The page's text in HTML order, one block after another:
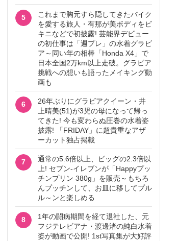
5
これまで胸元すら隠してきたバイク
を愛する旅人・有那が美ボディをビ
キニなどで初披露! 芸能界デビュー
の初仕事は「週プレ」の水着グラビ
ア～同い年の相棒「Honda X4」で
日本全国2万km以上走破。グラビア
挑戦への想いも語ったメイキング動
画も
6
26年ぶりにグラビアクイーン・井
上晴美(51)が3児の母になって帰っ
てきた! 今も変わらぬ圧巻の水着姿
披露! 「FRIDAY」に超貴重なアザ
ーカット独占掲載
7
通常の5.6倍以上、ビッグの2.3倍以
上! セブン‐イレブンが「Happyプッ
チンプリン 380g」を販売～もちろ
んプッチンして、お皿に移してプル
ル～ンと楽しめる
8
1年の闘病期間を経て退社した、元
フジテレビアナ・渡邊渚の純白水着
姿が動画で公開! 1st写真集が大好評